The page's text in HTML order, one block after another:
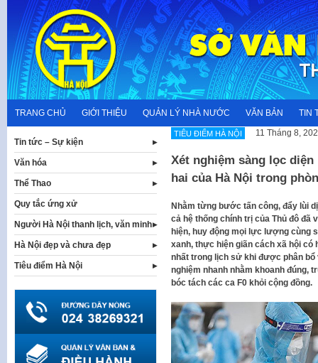
content
TRANG CHỦ GIỚI THIỆU QUẢN LÝ NHÀ NƯỚC VĂN BẢN TIN
TIÊU ĐIỂM HÀ NỘI 11 Tháng 8,
Xét nghiệm sàng lọc
hai của Hà Nội trong
Nhằm từng bước tấn công, đẩy lùi
cả hệ thống chính trị của Thủ đô
hiện, huy động mọi lực lượng cùng
xanh, thực hiện giãn cách xã hội có
nhất trong lịch sử khi được phân bổ
nghiệm nhanh nhằm khoanh đúng,
bóc tách các ca F0 khỏi cộng đồng.
Tin tức – Sự kiện
Văn hóa
Thể Thao
Quy tắc ứng xử
Người Hà Nội thanh lịch, văn minh
Hà Nội đẹp và chưa đẹp
Tiêu điểm Hà Nội